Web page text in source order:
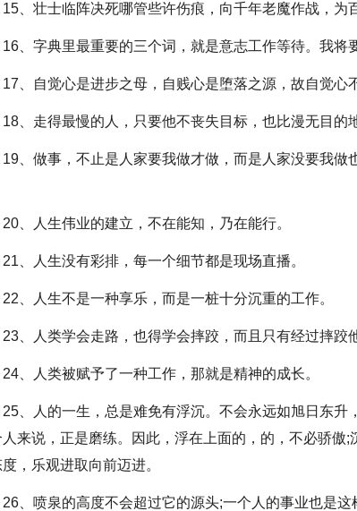
壮士临阵决死哪管些许伤痕，向千年老魔作战，为百
字典里最重要的三个词，就是意志工作等待。我将
自觉心是进步之母，自贱心是堕落之源，故自觉心不
走得最慢的人，只要他不丧失目标，也比漫无目的地
做事，不止是人家要我做才做，而是人家没要我做
人生伟业的建立，不在能知，乃在能行。
人生没有彩排，每一个细节都是现场直播。
人生不是一种享乐，而是一桩十分沉重的工作。
人类学会走路，也得学会摔跤，而且只有经过摔跤他
人类被赋予了一种工作，那就是精神的成长。
人的一生，总是难免有浮沉。不会永远如旭日东升
来说，正是磨练。因此，浮在上面的，的，不必骄傲
，乐观进取向前迈进。
喷泉的高度不会超过它的源头;一个人的事业也是这